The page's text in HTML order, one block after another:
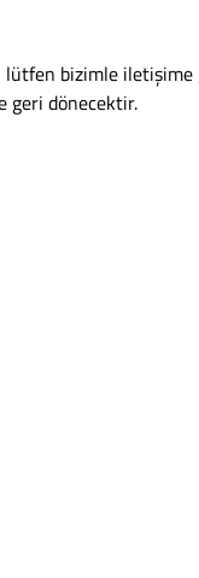
bizimle iletişime
geri dönecektir.